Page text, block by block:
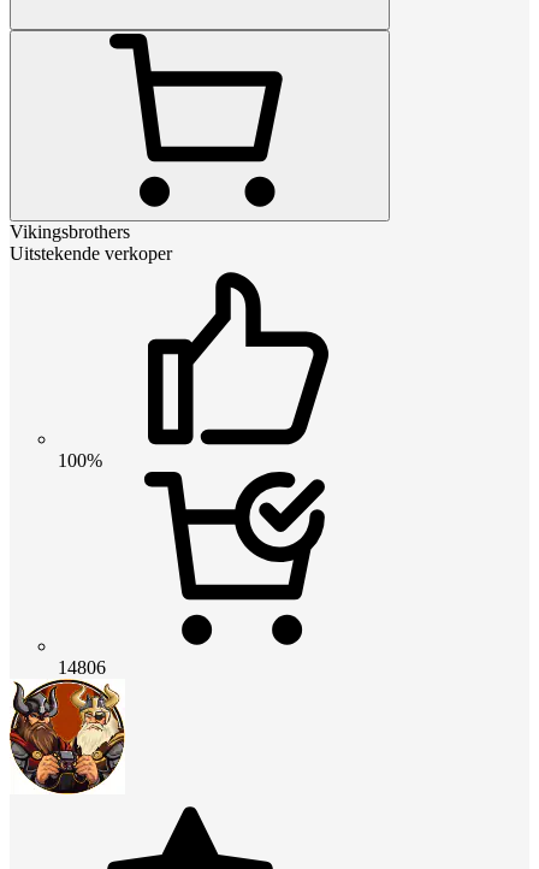
Vikingsbrothers
Uitstekende verkoper
100%
14806